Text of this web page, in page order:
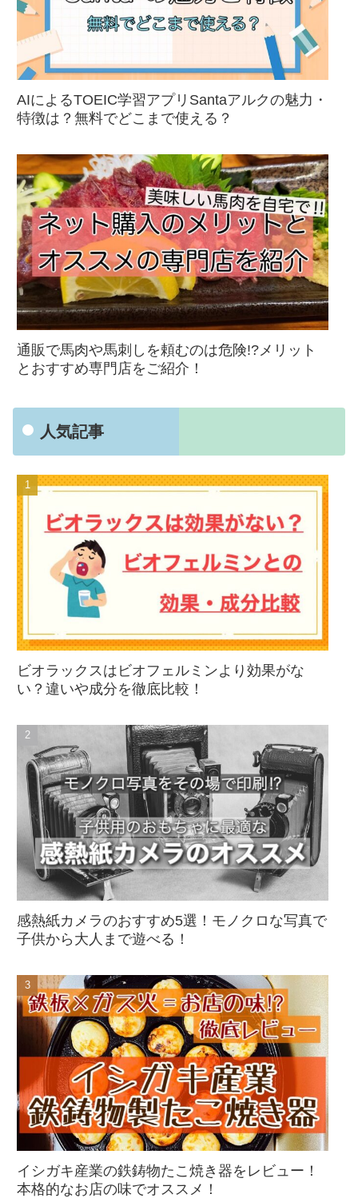
AIによるTOEIC学習アプリSantaアルクの魅力・
特徴は？無料でどこまで使える？
通販で馬肉や馬刺しを頼むのは危険!?メリット
とおすすめ専門店をご紹介！
人気記事
ビオラックスはビオフェルミンより効果がな
い？違いや成分を徹底比較！
感熱紙カメラのおすすめ5選！モノクロな写真で
子供から大人まで遊べる！
イシガキ産業の鉄鋳物たこ焼き器をレビュー！
本格的なお店の味でオススメ！